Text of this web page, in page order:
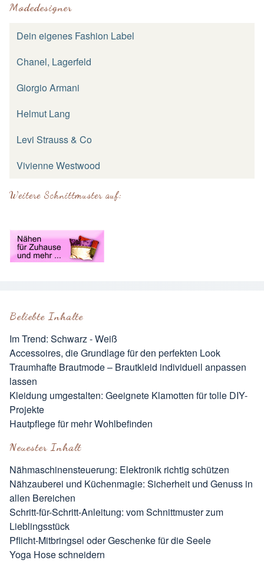
Beliebte Inhalte
Im Trend: Schwarz - Weiß
Accessoires, die Grundlage für den perfekten Look
Traumhafte Brautmode – Brautkleid individuell anpassen
lassen
Kleidung umgestalten: Geeignete Klamotten für tolle DIY-
Projekte
Hautpflege für mehr Wohlbefinden
Neuester Inhalt
Nähmaschinensteuerung: Elektronik richtig schützen
Nähzauberei und Küchenmagie: Sicherheit und Genuss in
allen Bereichen
Schritt-für-Schritt-Anleitung: vom Schnittmuster zum
Lieblingsstück
Pflicht-Mitbringsel oder Geschenke für die Seele
Yoga Hose schneidern
Modedesigner
Dein eigenes Fashion Label
Chanel, Lagerfeld
Giorgio Armani
Helmut Lang
Levi Strauss & Co
Vivienne Westwood
Weitere Schnittmuster auf: